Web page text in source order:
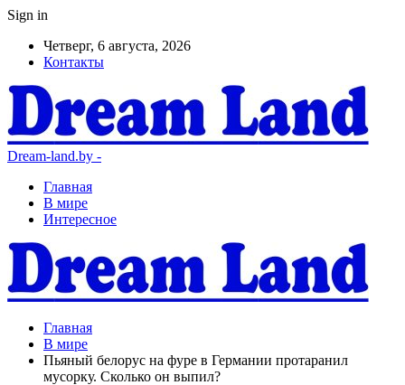
Sign in
Четверг, 6 августа, 2026
Контакты
Dream-land.by -
Главная
В мире
Интересное
Главная
В мире
Пьяный белорус на фуре в Германии протаранил
мусорку. Сколько он выпил?